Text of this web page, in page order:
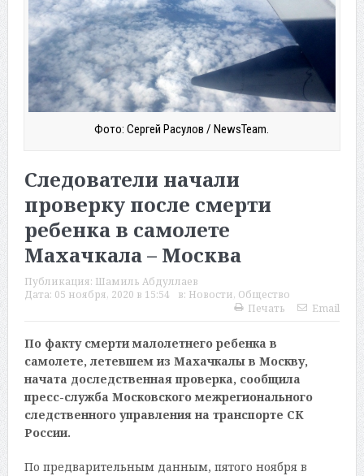
Фото: Сергей Расулов / NewsTeam.
Следователи начали
проверку после смерти
ребенка в самолете
Махачкала – Москва
Публикация: Шамиль Абдуллаев
Дата: 05 ноября, 2020 в 15:54 в: Новости, Общество
Печать
Email
По факту смерти малолетнего ребенка в
самолете, летевшем из Махачкалы в Москву,
начата доследственная проверка, сообщила
пресс-служба Московского межрегионального
следственного управления на транспорте СК
России.
По предварительным данным, пятого ноября в